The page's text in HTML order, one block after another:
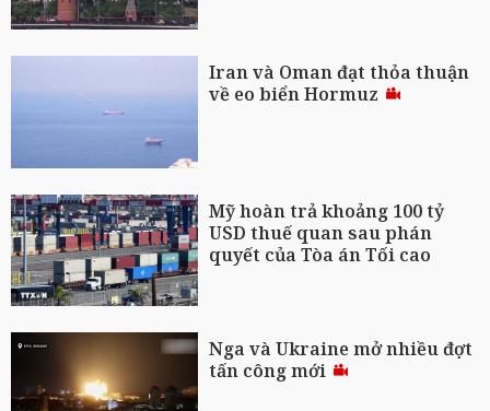
Iran và Oman đạt thỏa thuận
về eo biển Hormuz
Mỹ hoàn trả khoảng 100 tỷ
USD thuế quan sau phán
quyết của Tòa án Tối cao
Nga và Ukraine mở nhiều đợt
tấn công mới